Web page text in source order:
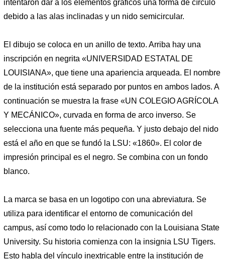
intentaron dar a los elementos gráficos una forma de círculo
debido a las alas inclinadas y un nido semicircular.
El dibujo se coloca en un anillo de texto. Arriba hay una
inscripción en negrita «UNIVERSIDAD ESTATAL DE
LOUISIANA», que tiene una apariencia arqueada. El nombre
de la institución está separado por puntos en ambos lados. A
continuación se muestra la frase «UN COLEGIO AGRÍCOLA
Y MECÁNICO», curvada en forma de arco inverso. Se
selecciona una fuente más pequeña. Y justo debajo del nido
está el año en que se fundó la LSU: «1860». El color de
impresión principal es el negro. Se combina con un fondo
blanco.
La marca se basa en un logotipo con una abreviatura. Se
utiliza para identificar el entorno de comunicación del
campus, así como todo lo relacionado con la Louisiana State
University. Su historia comienza con la insignia LSU Tigers.
Esto habla del vínculo inextricable entre la institución de